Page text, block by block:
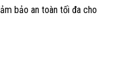
bảo an toàn tối đa cho